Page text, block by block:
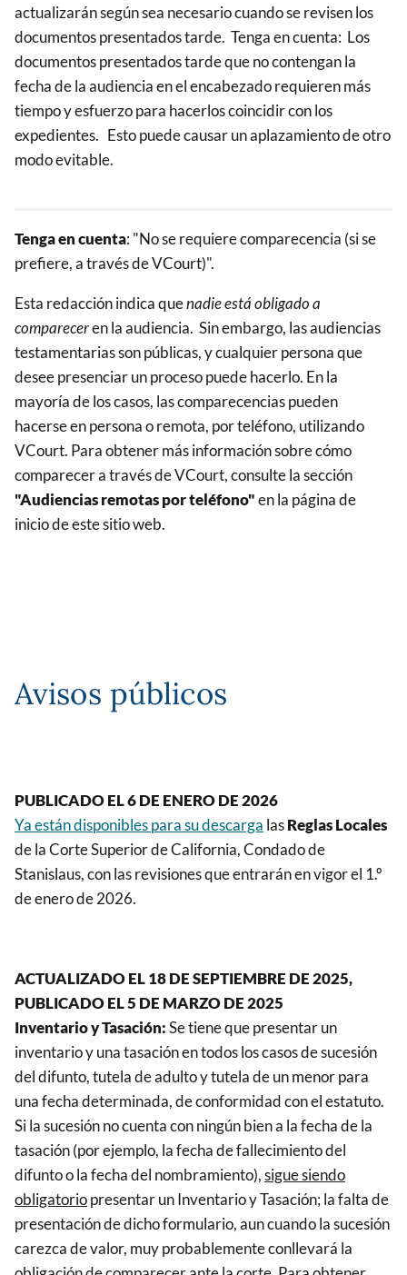
actualizarán según sea necesario cuando se revisen los
documentos presentados tarde. Tenga en cuenta: Los
documentos presentados tarde que no contengan la
fecha de la audiencia en el encabezado requieren más
tiempo y esfuerzo para hacerlos coincidir con los
expedientes. Esto puede causar un aplazamiento de otro
modo evitable.
Tenga en cuenta: "No se requiere comparecencia (si se
prefiere, a través de VCourt)".
Esta redacción indica quenadie está obligado a
compareceren la audiencia. Sin embargo, las audiencias
testamentarias son públicas, y cualquier persona que
desee presenciar un proceso puede hacerlo. En la
mayoría de los casos, las comparecencias pueden
hacerse en persona o remota, por teléfono, utilizando
VCourt. Para obtener más información sobre cómo
comparecer a través de VCourt, consulte la sección
"Audiencias remotas por teléfono"en la página de
inicio de este sitio web.
Avisos públicos
PUBLICADO EL 6 DE ENERO DE 2026
Ya están disponibles para su descarga lasReglas Locales
de la Corte Superior de California, Condado de
Stanislaus, con las revisiones que entrarán en vigor el 1.º
de enero de 2026.
ACTUALIZADO EL 18 DE SEPTIEMBRE DE 2025,
PUBLICADO EL 5 DE MARZO DE 2025
Inventario y Tasación:Se tiene que presentar un
inventario y una tasación en todos los casos de sucesión
del difunto, tutela de adulto y tutela de un menor para
una fecha determinada, de conformidad con el estatuto.
Si la sucesión no cuenta con ningún bien a la fecha de la
tasación (por ejemplo, la fecha de fallecimiento del
difunto o la fecha del nombramiento),sigue siendo
obligatoriopresentar un Inventario y Tasación; la falta de
presentación de dicho formulario, aun cuando la sucesión
carezca de valor, muy probablemente conllevará la